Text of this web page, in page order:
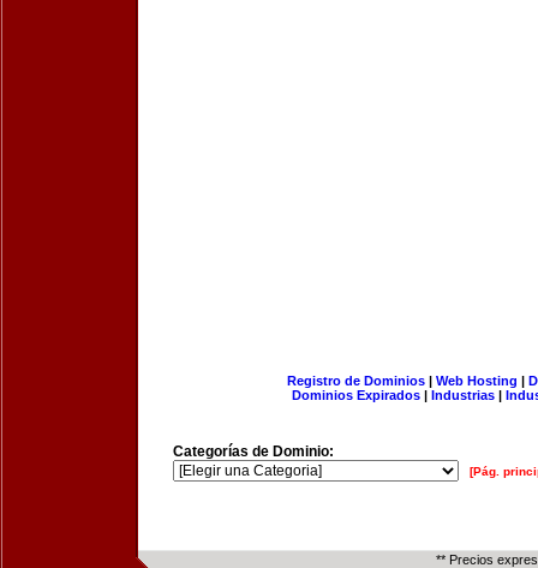
Registro de Dominios| Web Hosting |
Dominios Expirados | Industrias |
Categorías de Dominio:
[Pág.
** Precios